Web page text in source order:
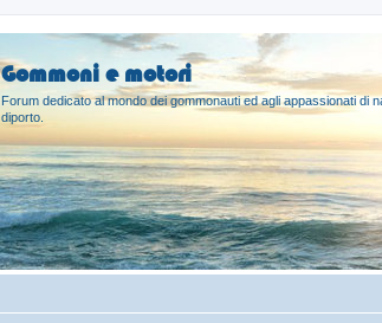
Gommoni e motori
Forum dedicato al mondo dei gommonauti ed agli appassionati di
diporto.